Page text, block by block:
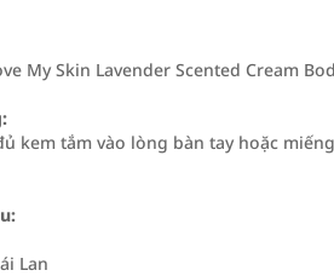
My Skin Lavender Scented Cream
kem tắm vào lòng bàn tay hoặc
Lan